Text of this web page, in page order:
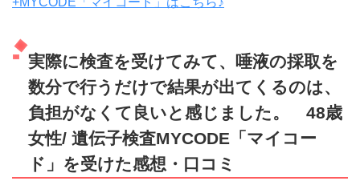
実際に検査を受けてみて、唾液の採取を
数分で行うだけで結果が出てくるのは、
負担がなくて良いと感じました。 48歳
女性/ 遺伝子検査MYCODE「マイコー
ド」を受けた感想・口コミ